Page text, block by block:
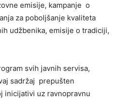
emisije, kampanje o
za poboljšanje kvaliteta
udžbenika, emisije o tradiciji,
svih javnih servisa,
sadržaj prepušten
inicijativi uz ravnopravnu